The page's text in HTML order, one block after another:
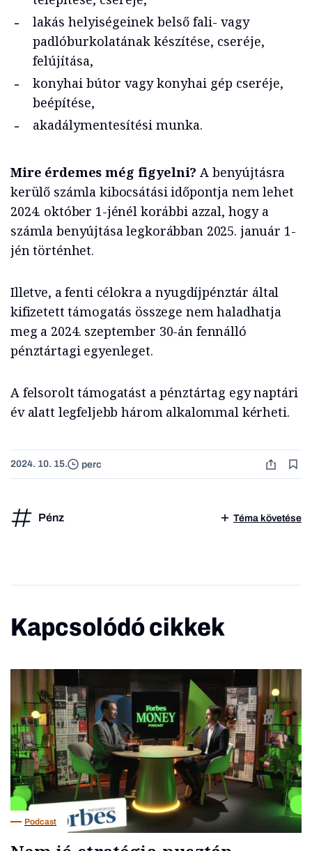
lakás helyiségeinek belső fali- vagy
padlóburkolatának készítése, cseréje,
felújítása,
konyhai bútor vagy konyhai gép cseréje,
beépítése,
akadálymentesítési munka.
Mire érdemes még figyelni?A benyújtásra
kerülő számla kibocsátási időpontja nem lehet
2024. október 1-jénél korábbi azzal, hogy a
számla benyújtása legkorábban 2025. január 1-
jén történhet.
Illetve, a fenti célokra a nyugdíjpénztár által
kifizetett támogatás összege nem haladhatja
meg a 2024. szeptember 30-án fennálló
pénztártagi egyenleget.
A felsorolt támogatást a pénztártag egy naptári
év alatt legfeljebb három alkalommal kérheti.
2024. 10. 15. perc
Pénz Téma követése
Kapcsolódó cikkek
Podcast